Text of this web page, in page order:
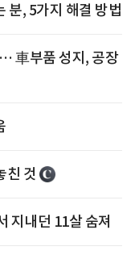
분, 5가지 해결 방법
車부품 성지, 공장
친 것
지내던 11살 숨져